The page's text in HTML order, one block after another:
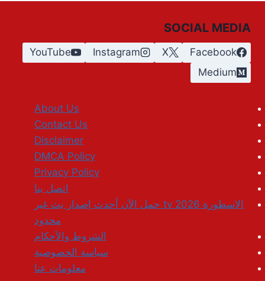
SOCIAL MEDIA
Facebook
X
Instagram
YouTube
Medium
About Us
Contact Us
Disclaimer
DMCA Policy
Privacy Policy
اتصل بنا
الاسطورة tv 2026 حمل الآن أحدث إصدار بث غير
محدود
الشروط والأحكام
سياسة الخصوصية
معلومات عنا